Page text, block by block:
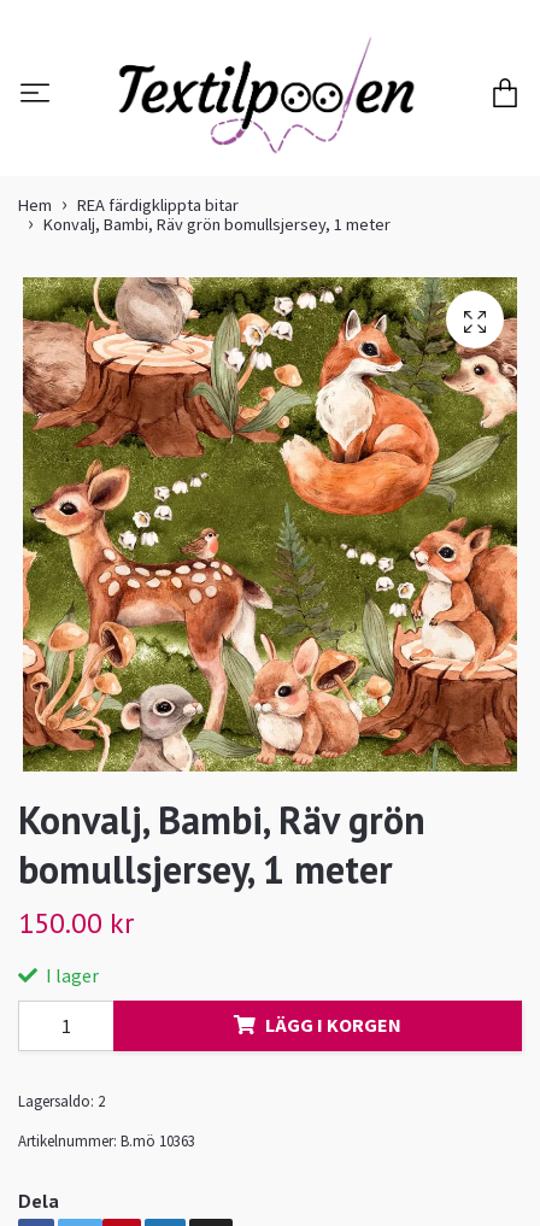
Hem
REA färdigklippta bitar
Konvalj, Bambi, Räv grön bomullsjersey, 1 meter
Konvalj, Bambi, Räv grön
bomullsjersey, 1 meter
150.00 kr
I lager
LÄGG I KORGEN
Lagersaldo: 2
Artikelnummer: B.mö 10363
Dela